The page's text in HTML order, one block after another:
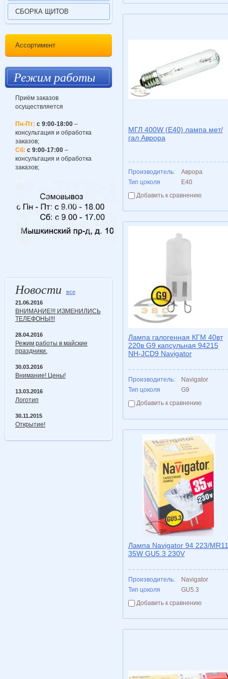
СБОРКА ЩИТОВ
Ассортимент
Режим работы
Приём заказов
осуществляется
Пн-Пт: с 9:00-18:00–
консультация и обработка
заказов;
Сб: с 9:00-17:00–
консультация и обработка
заказов;
Новости
все
21.06.2016
ВНИМАНИЕ!!! ИЗМЕНИЛИСЬ
ТЕЛЕФОНЫ!!!
28.04.2016
Режим работы в майские
праздники.
30.03.2016
Внимание! Цены!
13.03.2016
Логотип
30.11.2015
Открытие!
МГЛ 400W (Е40) лампа мет/
гал Аврора
Производитель:
Аврора
Тип цоколя
E40
Добавить к сравнению
Лампа галогенная КГМ 40вт
220в G9 капсульная 94215
NH-JCD9 Navigator
Производитель:
Navigator
Тип цоколя
G9
Добавить к сравнению
Лампа Navigator 94 223/MR11
35W GU5.3 230V
Производитель:
Navigator
Тип цоколя
GU5.3
Добавить к сравнению